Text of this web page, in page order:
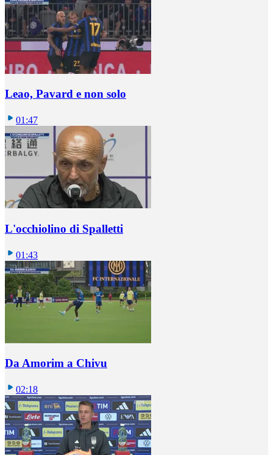
Leao, Pavard e non solo
01:47
L'occhiolino di Spalletti
01:43
Da Amorim a Chivu
02:18